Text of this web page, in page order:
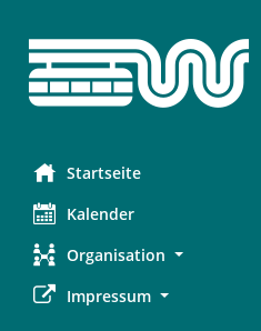
Startseite
Kalender
Organisation
Impressum